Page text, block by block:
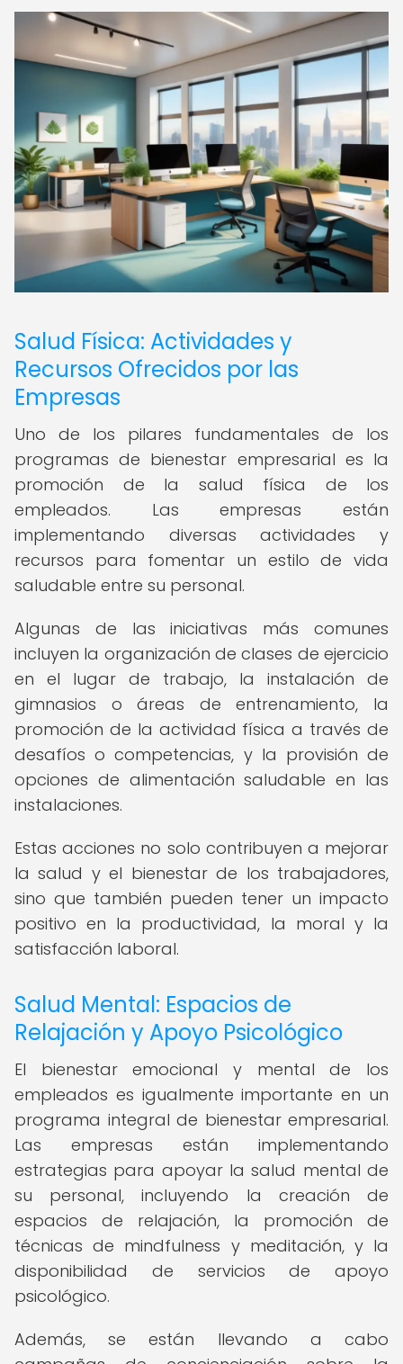
Salud Física: Actividades y
Recursos Ofrecidos por las
Empresas
Uno de los pilares fundamentales de los
programas de bienestar empresarial es la
promoción de la salud física de los
empleados. Las empresas están
implementando diversas actividades y
recursos para fomentar un estilo de vida
saludable entre su personal.
Algunas de las iniciativas más comunes
incluyen la organización de clases de ejercicio
en el lugar de trabajo, la instalación de
gimnasios o áreas de entrenamiento, la
promoción de la actividad física a través de
desafíos o competencias, y la provisión de
opciones de alimentación saludable en las
instalaciones.
Estas acciones no solo contribuyen a mejorar
la salud y el bienestar de los trabajadores,
sino que también pueden tener un impacto
positivo en la productividad, la moral y la
satisfacción laboral.
Salud Mental: Espacios de
Relajación y Apoyo Psicológico
El bienestar emocional y mental de los
empleados es igualmente importante en un
programa integral de bienestar empresarial.
Las empresas están implementando
estrategias para apoyar la salud mental de
su personal, incluyendo la creación de
espacios de relajación, la promoción de
técnicas de mindfulness y meditación, y la
disponibilidad de servicios de apoyo
psicológico.
Además, se están llevando a cabo